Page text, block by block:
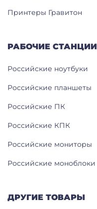
Принтеры Гравитон
РАБОЧИЕ СТАНЦИИ
Российские ноутбуки
Российские планшеты
Российские ПК
Российские КПК
Российские мониторы
Российские моноблоки
ДРУГИЕ ТОВАРЫ